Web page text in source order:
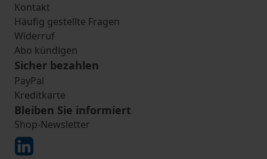
Kontakt
Häufig gestellte Fragen
Widerruf
Abo kündigen
Sicher bezahlen
PayPal
Kreditkarte
Bleiben Sie informiert
Shop-Newsletter